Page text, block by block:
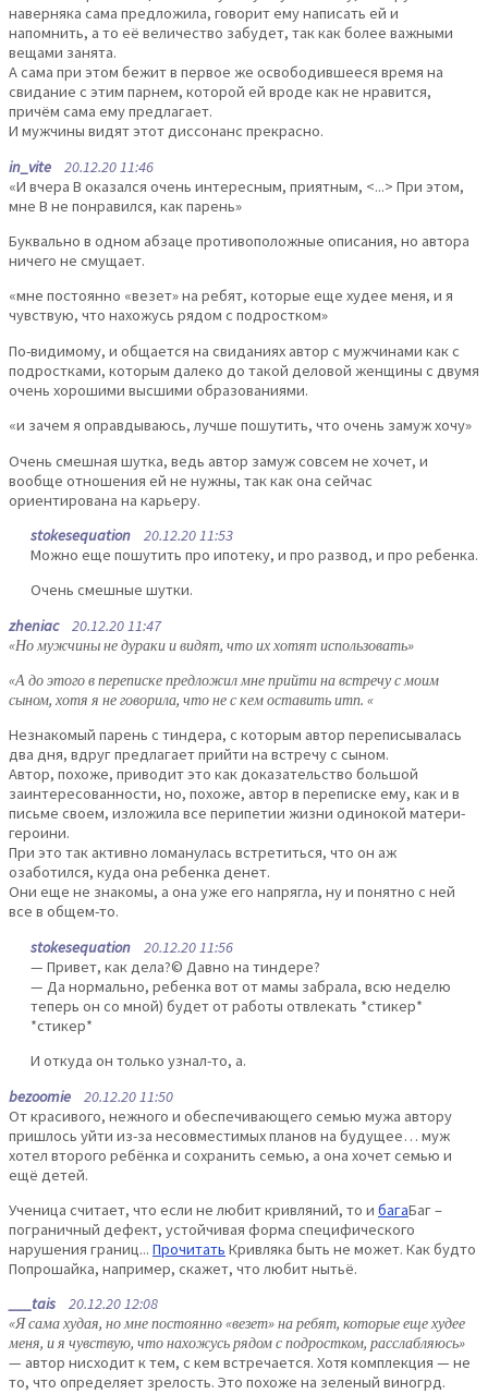
наверняка сама предложила, говорит ему написать ей и
напомнить, а то её величество забудет, так как более важными
вещами занята.
А сама при этом бежит в первое же освободившееся время на
свидание с этим парнем, которой ей вроде как не нравится,
причём сама ему предлагает.
И мужчины видят этот диссонанс прекрасно.
in_vite 20.12.20 11:46
«И вчера В оказался очень интересным, приятным, <...> При этом,
мне В не понравился, как парень»
Буквально в одном абзаце противоположные описания, но автора
ничего не смущает.
«мне постоянно «везет» на ребят, которые еще худее меня, и я
чувствую, что нахожусь рядом с подростком»
По-видимому, и общается на свиданиях автор с мужчинами как с
подростками, которым далеко до такой деловой женщины с двумя
очень хорошими высшими образованиями.
«и зачем я оправдываюсь, лучше пошутить, что очень замуж хочу»
Очень смешная шутка, ведь автор замуж совсем не хочет, и
вообще отношения ей не нужны, так как она сейчас
ориентирована на карьеру.
stokesequation 20.12.20 11:53
Можно еще пошутить про ипотеку, и про развод, и про ребенка.
Очень смешные шутки.
zheniac20.12.20 11:47
«Но мужчины не дураки и видят, что их хотят использовать»
«А до этого в переписке предложил мне прийти на встречу с моим
сыном, хотя я не говорила, что не с кем оставить итп. «
Незнакомый парень с тиндера, с которым автор переписывалась
два дня, вдруг предлагает прийти на встречу с сыном.
Автор, похоже, приводит это как доказательство большой
заинтересованности, но, похоже, автор в переписке ему, как и в
письме своем, изложила все перипетии жизни одинокой матери-
героини.
При это так активно ломанулась встретиться, что он аж
озаботился, куда она ребенка денет.
Они еще не знакомы, а она уже его напрягла, ну и понятно с ней
все в общем-то.
stokesequation 20.12.20 11:56
— Привет, как дела?© Давно на тиндере?
— Да нормально, ребенка вот от мамы забрала, всю неделю
теперь он со мной) будет от работы отвлекать *стикер*
*стикер*
И откуда он только узнал-то, а.
bezoomie 20.12.20 11:50
От красивого, нежного и обеспечивающего семью мужа автору
пришлось уйти из-за несовместимых планов на будущее… муж
хотел второго ребёнка и сохранить семью, а она хочет семью и
ещё детей.
Ученица считает, что если не любит кривляний, то и багаБаг –
пограничный дефект, устойчивая форма специфического
нарушения границ... Прочитать Кривляка быть не может. Как будто
Попрошайка, например, скажет, что любит нытьё.
___tais 20.12.20 12:08
«Я сама худая, но мне постоянно «везет» на ребят, которые еще худее
меня, и я чувствую, что нахожусь рядом с подростком, расслабляюсь»
— автор нисходит к тем, с кем встречается. Хотя комплекция — не
то, что определяет зрелость. Это похоже на зеленый виногрд.